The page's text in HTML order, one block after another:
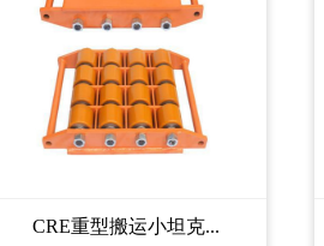
CRE重型搬运小坦克...